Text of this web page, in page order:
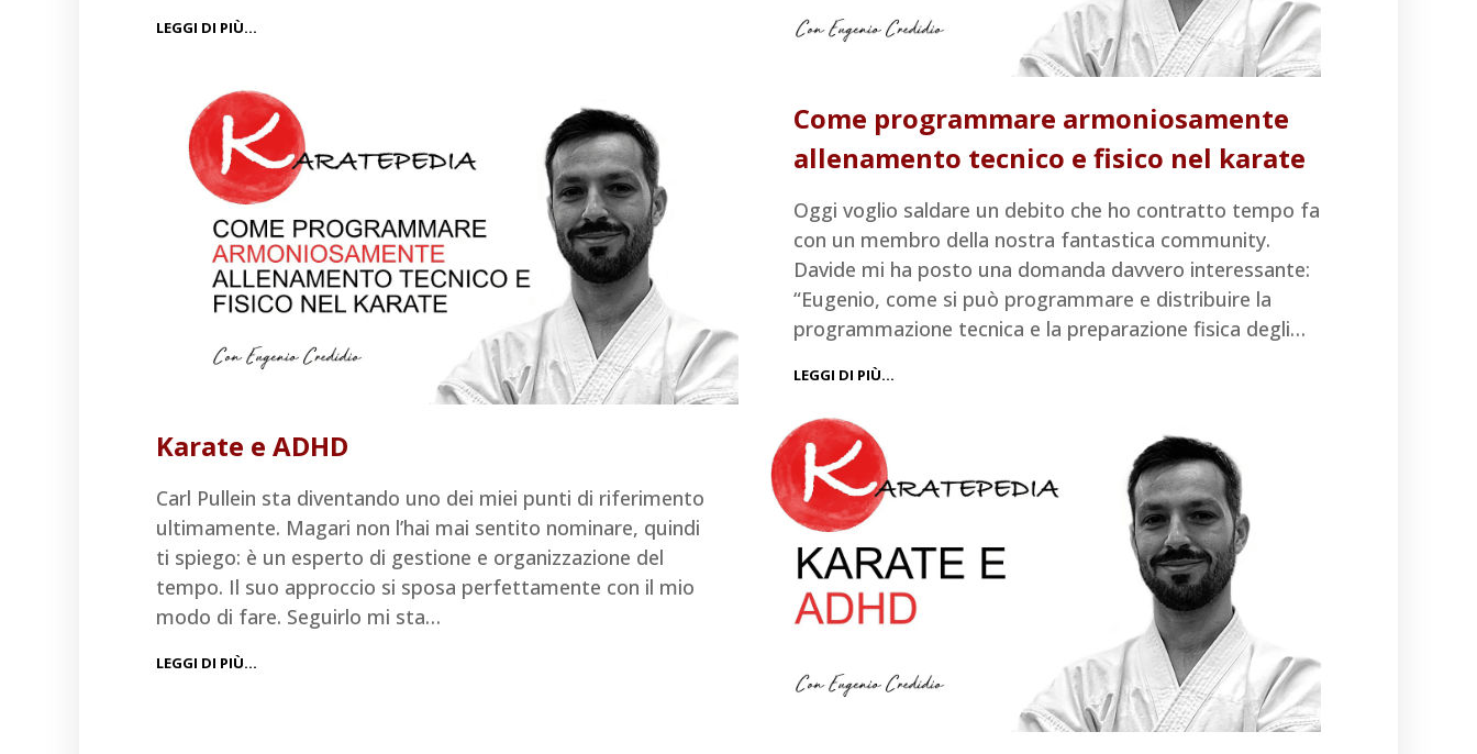
LEGGI DI PIÙ…
Come programmare armoniosamente
allenamento tecnico e fisico nel karate
Oggi voglio saldare un debito che ho contratto tempo fa
con un membro della nostra fantastica community.
Davide mi ha posto una domanda davvero interessante:
“Eugenio, come si può programmare e distribuire la
programmazione tecnica e la preparazione fisica degli…
LEGGI DI PIÙ…
Karate e ADHD
Carl Pullein sta diventando uno dei miei punti di riferimento
ultimamente. Magari non l’hai mai sentito nominare, quindi
ti spiego: è un esperto di gestione e organizzazione del
tempo. Il suo approccio si sposa perfettamente con il mio
modo di fare. Seguirlo mi sta…
LEGGI DI PIÙ…